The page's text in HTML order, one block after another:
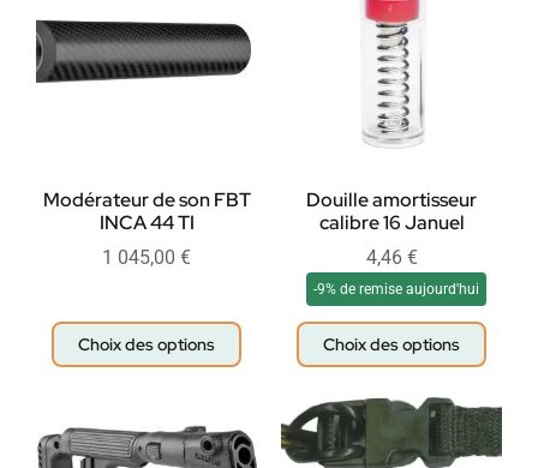
Modérateur de son FBT
INCA 44 TI
1 045,00 €
Choix des options
Douille amortisseur
calibre 16 Januel
4,46 €
-9% de remise aujourd'hui
Choix des options